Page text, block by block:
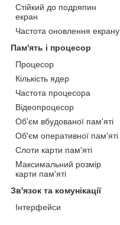
Стійкий до подряпин
екран
Частота оновлення екрану
Пам'ять і процесор
Процесор
Кількість ядер
Частота процесора
Відеопроцесор
Об'єм вбудованої пам'яті
Об'єм оперативної пам'яті
Слоти карти пам'яті
Максимальний розмір
карти пам'яті
Зв'язок та комунікації
Інтерфейси